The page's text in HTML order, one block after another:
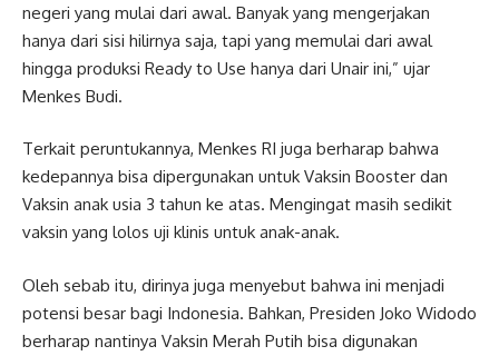
negeri yang mulai dari awal. Banyak yang mengerjakan
hanya dari sisi hilirnya saja, tapi yang memulai dari awal
hingga produksi Ready to Use hanya dari Unair ini,” ujar
Menkes Budi.
Terkait peruntukannya, Menkes RI juga berharap bahwa
kedepannya bisa dipergunakan untuk Vaksin Booster dan
Vaksin anak usia 3 tahun ke atas. Mengingat masih sedikit
vaksin yang lolos uji klinis untuk anak-anak.
Oleh sebab itu, dirinya juga menyebut bahwa ini menjadi
potensi besar bagi Indonesia. Bahkan, Presiden Joko Widodo
berharap nantinya Vaksin Merah Putih bisa digunakan